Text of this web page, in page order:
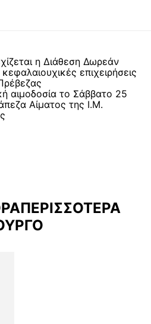
η Διάθεση Δωρεάν
επιχειρήσεις
αιμοδοσία το Σάββατο 25
Αίματος της Ι.Μ.
ΠΕΡΙΣΣΟΤΕΡΑ